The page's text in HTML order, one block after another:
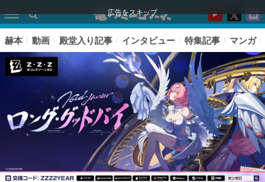
広告をスキップ
赫本 動画 殿堂入り記事 インタビュー 特集記事 マンガ